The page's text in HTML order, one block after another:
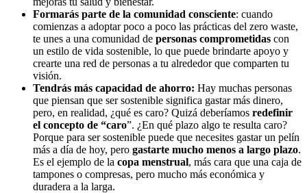
Formarás parte de la comunidad consciente: cuando
comienzas a adoptar poco a poco las prácticas del zero waste,
te unes a una comunidad de personas comprometidas con
un estilo de vida sostenible, lo que puede brindarte apoyo y
crearte una red de personas a tu alrededor que comparten tu
visión.
Tendrás más capacidad de ahorro: Hay muchas personas
que piensan que ser sostenible significa gastar más dinero,
pero, en realidad, ¿qué es caro? Quizá deberíamos redefinir
el concepto de “caro”. ¿En qué plazo algo te resulta caro?
Porque para ser sostenible puede que necesites gastar un pelín
más a día de hoy, pero gastarte mucho menos a largo plazo.
Es el ejemplo de la copa menstrual, más cara que una caja de
tampones o compresas, pero mucho más económica y
duradera a la larga.